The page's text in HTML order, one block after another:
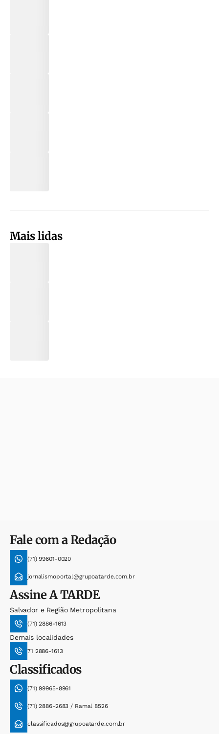
Mais lidas
Fale com a Redação
(71) 99601-0020
jornalismoportal@grupoatarde.com.br
AssineA TARDE
Salvador e Região Metropolitana
(71) 2886-1613
Demais localidades
71 2886-1613
Classificados
(71) 99965-8961
(71) 2886-2683 / Ramal 8526
classificados@grupoatarde.com.br